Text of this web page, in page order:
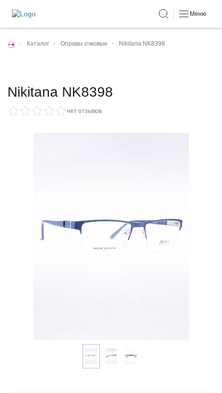
Меню
• Каталог • Оправы очковые • Nikitana NK8398
Nikitana NK8398
нет отзывов